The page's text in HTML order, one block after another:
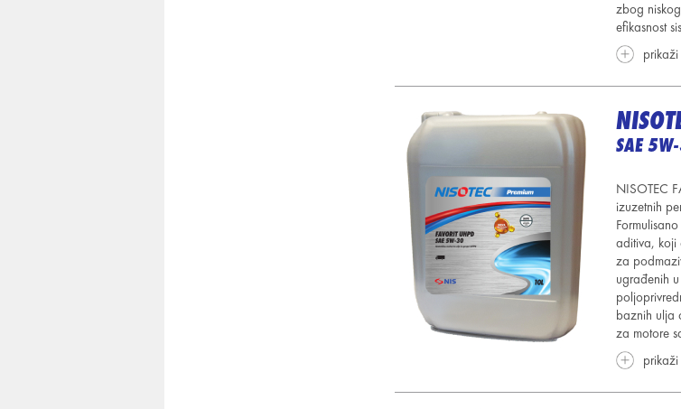
zbog
efikasnost
prikaži
SAE
NISOTEC
izuzetnih
aditiva, koji
za
ugrađenih
baznih ulja
za motore
prikaži